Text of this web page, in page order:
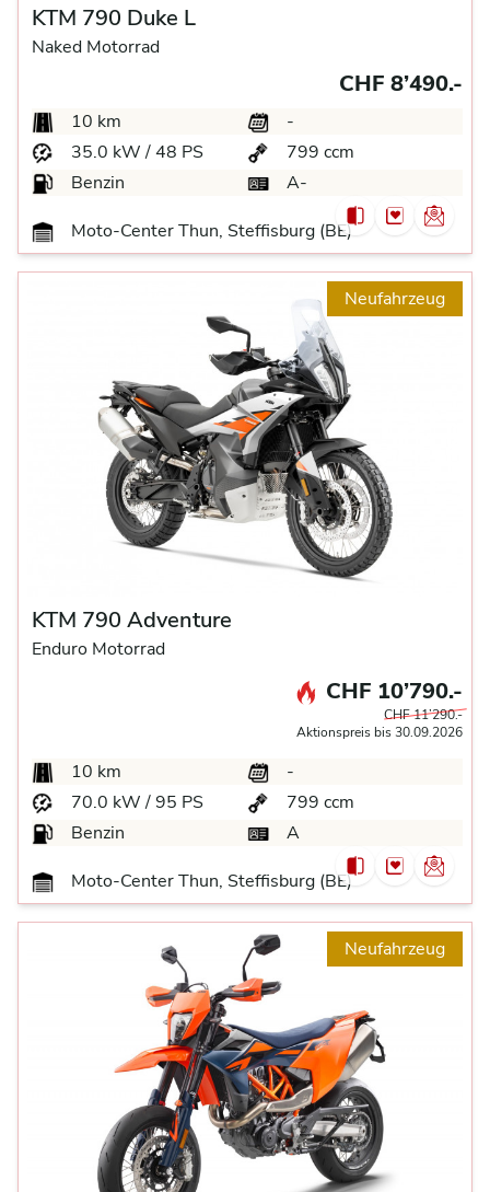
KTM 790 Duke L
Naked Motorrad
CHF 8’490.-
10 km
-
35.0 kW / 48 PS
799 ccm
Benzin
A-
Moto-Center Thun, Steffisburg (BE)
Neufahrzeug
KTM 790 Adventure
Enduro Motorrad
CHF 10’790.-
CHF 11’290.-
Aktionspreis bis 30.09.2026
10 km
-
70.0 kW / 95 PS
799 ccm
Benzin
A
Moto-Center Thun, Steffisburg (BE)
Neufahrzeug